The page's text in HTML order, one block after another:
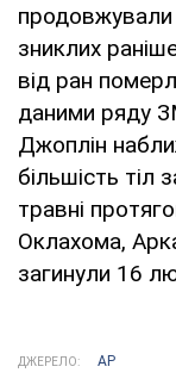
продовжували
зниклих
від ран
даними ряду
Джоплін
більшість тіл
травні
Оклахома,
загинули 16
ДЖЕРЕЛО: AP